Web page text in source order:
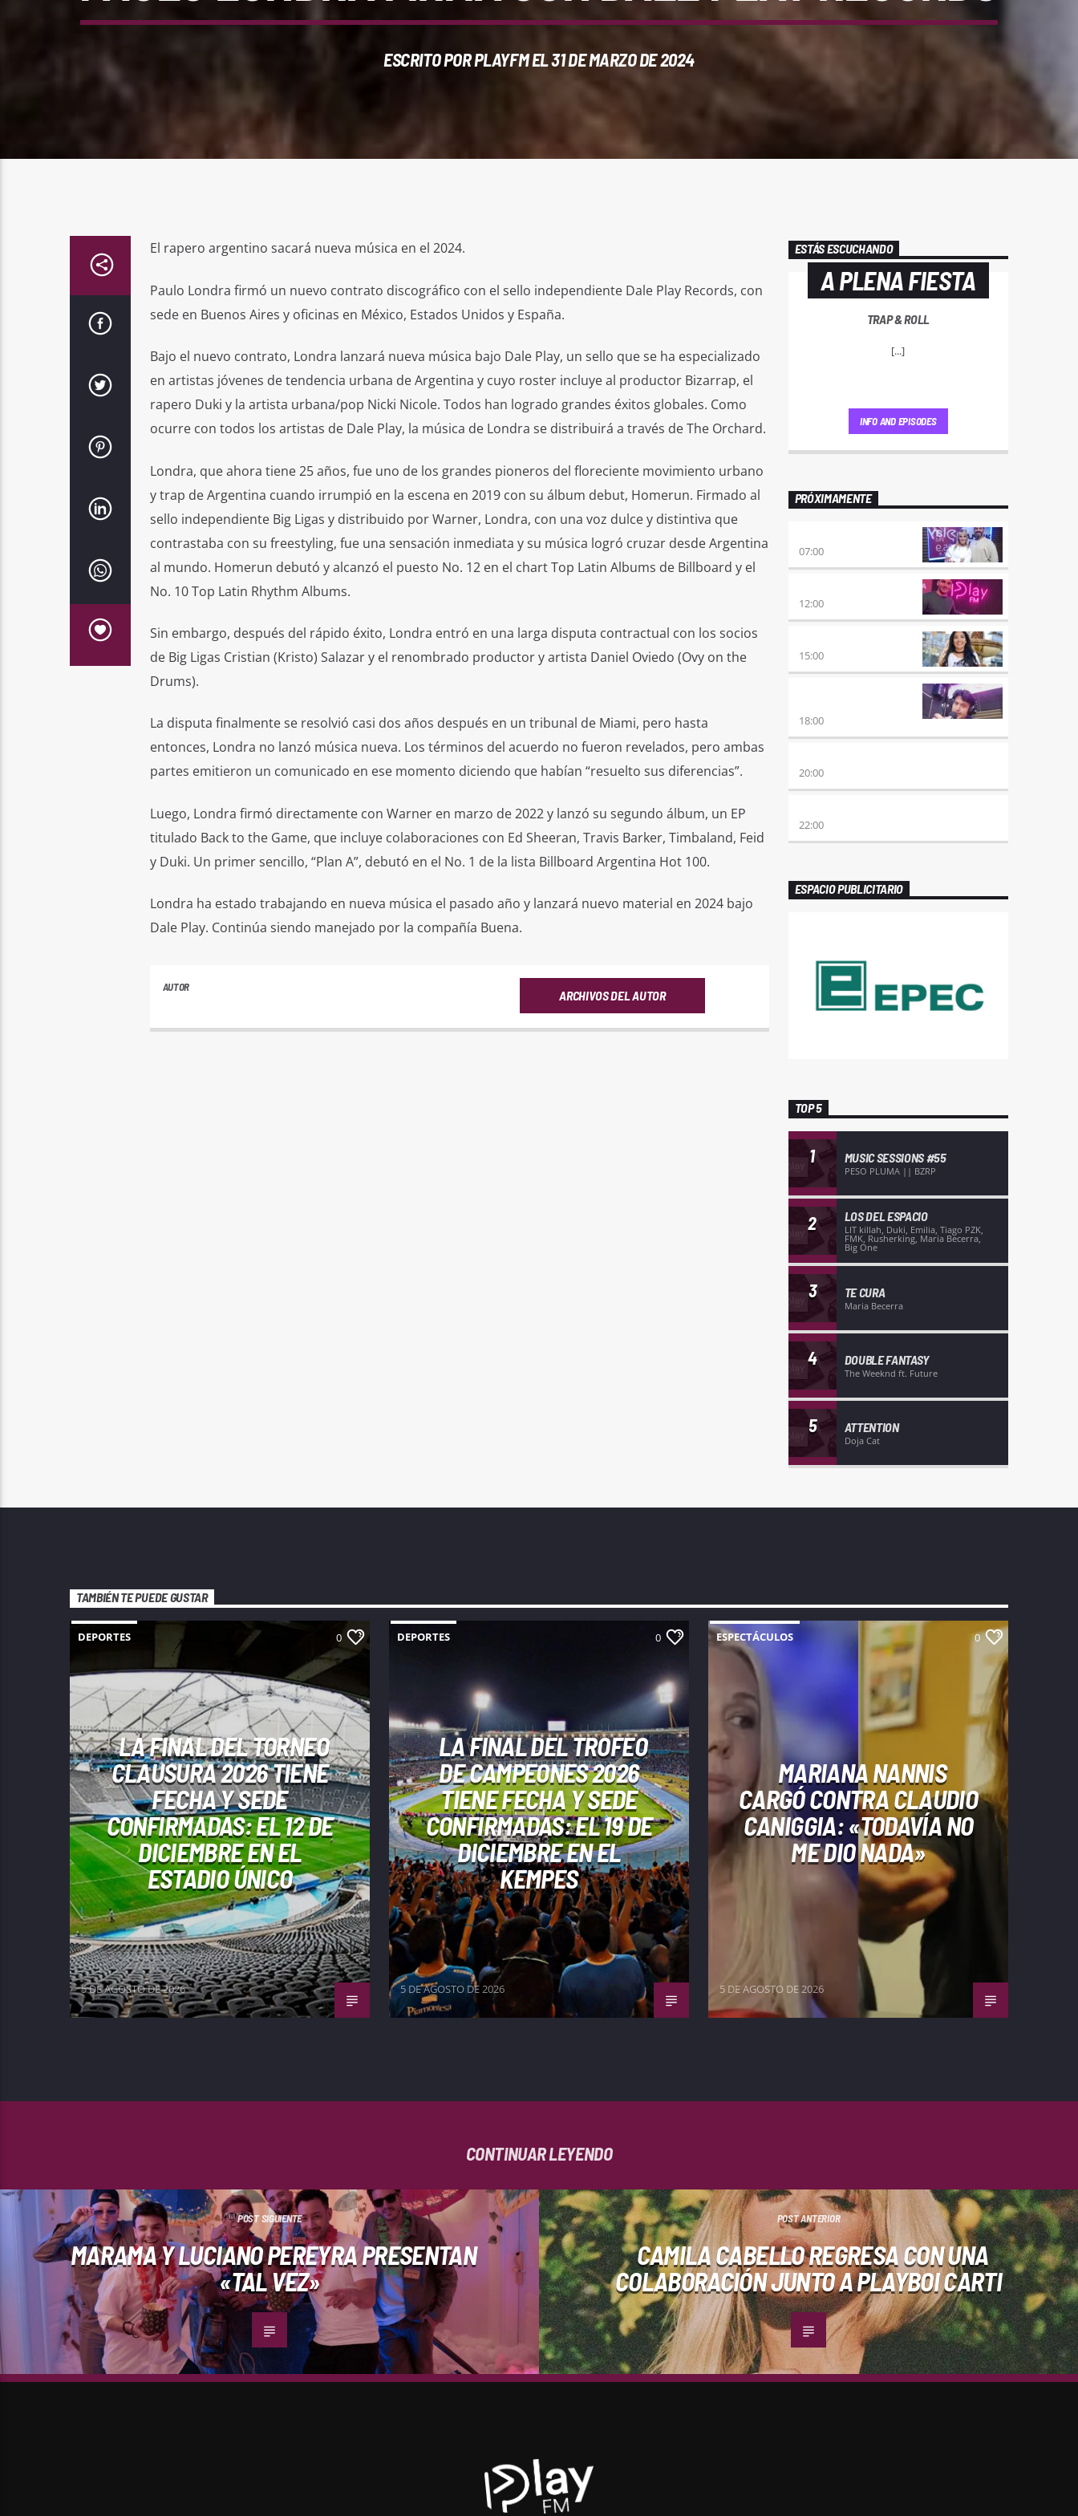
ESCRITO PORPLAYFMEL 31 DE MARZO DE 2024
El rapero argentino sacará nueva música en el 2024.
Paulo Londra firmó un nuevo contrato discográfico con el sello independiente Dale Play Records, con
sede en Buenos Aires y oficinas en México, Estados Unidos y España.
Bajo el nuevo contrato, Londra lanzará nueva música bajo Dale Play, un sello que se ha especializado
en artistas jóvenes de tendencia urbana de Argentina y cuyo roster incluye al productor Bizarrap, el
rapero Duki y la artista urbana/pop Nicki Nicole. Todos han logrado grandes éxitos globales. Como
ocurre con todos los artistas de Dale Play, la música de Londra se distribuirá a través de The Orchard.
Londra, que ahora tiene 25 años, fue uno de los grandes pioneros del floreciente movimiento urbano
y trap de Argentina cuando irrumpió en la escena en 2019 con su álbum debut, Homerun. Firmado al
sello independiente Big Ligas y distribuido por Warner, Londra, con una voz dulce y distintiva que
contrastaba con su freestyling, fue una sensación inmediata y su música logró cruzar desde Argentina
al mundo. Homerun debutó y alcanzó el puesto No. 12 en el chart Top Latin Albums de Billboard y el
No. 10 Top Latin Rhythm Albums.
Sin embargo, después del rápido éxito, Londra entró en una larga disputa contractual con los socios
de Big Ligas Cristian (Kristo) Salazar y el renombrado productor y artista Daniel Oviedo (Ovy on the
Drums).
La disputa finalmente se resolvió casi dos años después en un tribunal de Miami, pero hasta
entonces, Londra no lanzó música nueva. Los términos del acuerdo no fueron revelados, pero ambas
partes emitieron un comunicado en ese momento diciendo que habían “resuelto sus diferencias”.
Luego, Londra firmó directamente con Warner en marzo de 2022 y lanzó su segundo álbum, un EP
titulado Back to the Game, que incluye colaboraciones con Ed Sheeran, Travis Barker, Timbaland, Feid
y Duki. Un primer sencillo, “Plan A”, debutó en el No. 1 de la lista Billboard Argentina Hot 100.
Londra ha estado trabajando en nueva música el pasado año y lanzará nuevo material en 2024 bajo
Dale Play. Continúa siendo manejado por la compañía Buena.
AUTOR
ARCHIVOS DEL AUTOR
ESTÁS ESCUCHANDO
A PLENA FIESTA
TRAP & ROLL
[...]
INFO AND EPISODES
PRÓXIMAMENTE
07:00
12:00
15:00
18:00
20:00
22:00
ESPACIO PUBLICITARIO
TOP 5
1 MUSIC SESSIONS #55
PESO PLUMA || BZRP
2 LOS DEL ESPACIO
LIT killah, Duki, Emilia, Tiago PZK,
FMK, Rusherking, Maria Becerra,
Big One
3 TE CURA
Maria Becerra
4 DOUBLE FANTASY
The Weeknd ft. Future
5 ATTENTION
Doja Cat
TAMBIÉN TE PUEDE GUSTAR
DEPORTES 0
LA FINAL DEL TORNEO
CLAUSURA 2026 TIENE
FECHA Y SEDE
CONFIRMADAS: EL 12 DE
DICIEMBRE EN EL
ESTADIO ÚNICO
5 DE AGOSTO DE 2026
DEPORTES 0
LA FINAL DEL TROFEO
DE CAMPEONES 2026
TIENE FECHA Y SEDE
CONFIRMADAS: EL 19 DE
DICIEMBRE EN EL
KEMPES
5 DE AGOSTO DE 2026
ESPECTÁCULOS 0
MARIANA NANNIS
CARGÓ CONTRA CLAUDIO
CANIGGIA: «TODAVÍA NO
ME DIO NADA»
5 DE AGOSTO DE 2026
CONTINUAR LEYENDO
POST SIGUIENTE
MARAMA Y LUCIANO PEREYRA PRESENTAN
«TAL VEZ»
POST ANTERIOR
CAMILA CABELLO REGRESA CON UNA
COLABORACIÓN JUNTO A PLAYBOI CARTI